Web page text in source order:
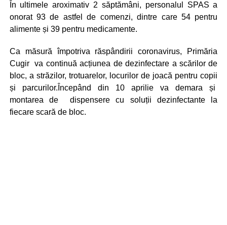
În ultimele aroximativ 2 săptămâni, personalul SPAS a
onorat 93 de astfel de comenzi, dintre care 54 pentru
alimente și 39 pentru medicamente.
Ca măsură împotriva răspândirii coronavirus, Primăria
Cugir va continuă acțiunea de dezinfectare a scărilor de
bloc, a străzilor, trotuarelor, locurilor de joacă pentru copii
și parcurilor.Începând din 10 aprilie va demara și
montarea de dispensere cu soluții dezinfectante la
fiecare scară de bloc.